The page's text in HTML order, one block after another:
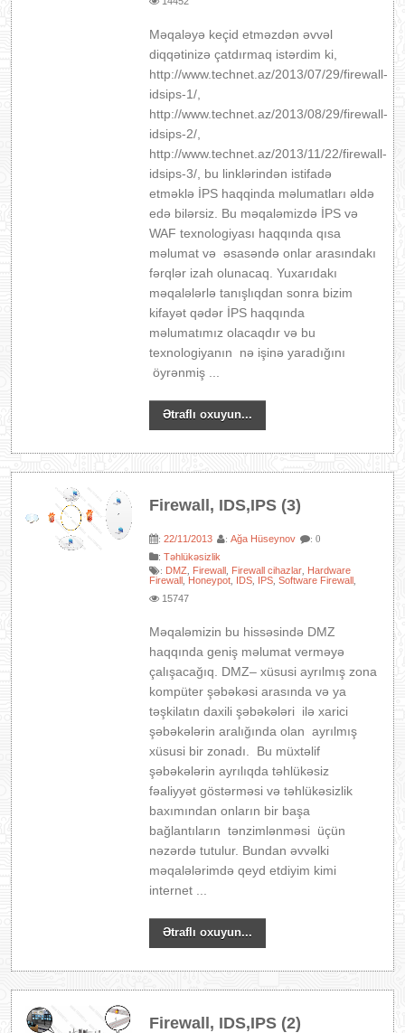
Məqaləyə keçid etməzdən əvvəl
diqqətinizə çatdırmaq istərdim ki,
http://www.technet.az/2013/07/29/firewall-
idsips-1/,
http://www.technet.az/2013/08/29/firewall-
idsips-2/,
http://www.technet.az/2013/11/22/firewall-
idsips-3/, bu linklərindən istifadə
etməklə İPS haqqinda məlumatları əldə
edə bilərsiz. Bu məqaləmizdə İPS və
WAF texnologiyası haqqında qısa
məlumat və əsasəndə onlar arasındakı
fərqlər izah olunacaq. Yuxarıdakı
məqalələrlə tanışlıqdan sonra bizim
kifayət qədər İPS haqqında
məlumatımız olacaqdır və bu
texnologiyanın nə işinə yaradığını
öyrənmiş ...
Ətraflı oxuyun...
Firewall, IDS,IPS (3)
:22/11/2013 :Ağa Hüseynov : 0
:Təhlükəsizlik
: DMZ Firewall Firewall cihazlar Hardware
Firewall Honeypot IDS IPS ,Software Firewall
15747
Məqaləmizin bu hissəsində DMZ
haqqında geniş məlumat verməyə
çalışacağıq. DMZ– xüsusi ayrılmış zona
kompüter şəbəkəsi arasında və ya
təşkilatın daxili şəbəkələri ilə xarici
şəbəkələrin aralığında olan ayrılmış
xüsusi bir zonadı. Bu müxtəlif
şəbəkələrin ayrılıqda təhlükəsiz
fəaliyyət göstərməsi və təhlükəsizlik
baxımından onların bir başa
bağlantıların tənzimlənməsi üçün
nəzərdə tutulur. Bundan əvvəlki
məqalələrimdə qeyd etdiyim kimi
internet ...
Ətraflı oxuyun...
Firewall, IDS,IPS (2)